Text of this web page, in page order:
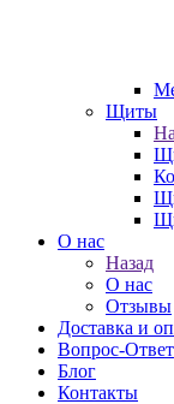
Щиты
О нас
Назад
О нас
Отзывы
Доставка и
Вопрос-Ответ
Блог
Контакты